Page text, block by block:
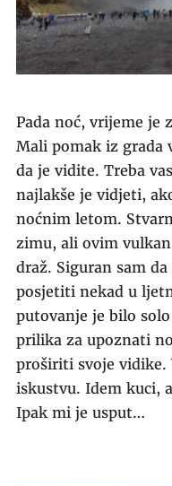
Pada noć, vrijeme je
Mali pomak iz grada
da je vidite. Treba
najlakše je vidjeti,
noćnim letom.
zimu, ali ovim
draž. Siguran sam
posjetiti nekad u
putovanje je bilo
prilika za upoznati
proširiti svoje vidike.
iskustvu. Idem kuci,
Ipak mi je usput…